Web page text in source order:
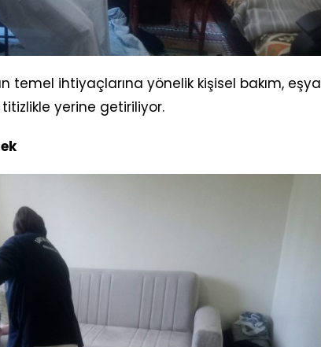
temel ihtiyaçlarına yönelik kişisel bakım, eşya
yerine getiriliyor.